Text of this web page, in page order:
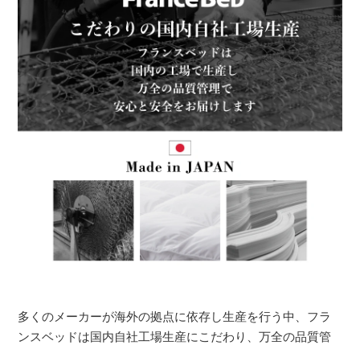
多くのメーカーが海外の拠点に依存し生産を行う中、フラ
ンスベッドは国内自社工場生産にこだわり、万全の品質管